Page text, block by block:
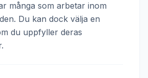
många som arbetar inom
Du kan dock välja en
du uppfyller deras